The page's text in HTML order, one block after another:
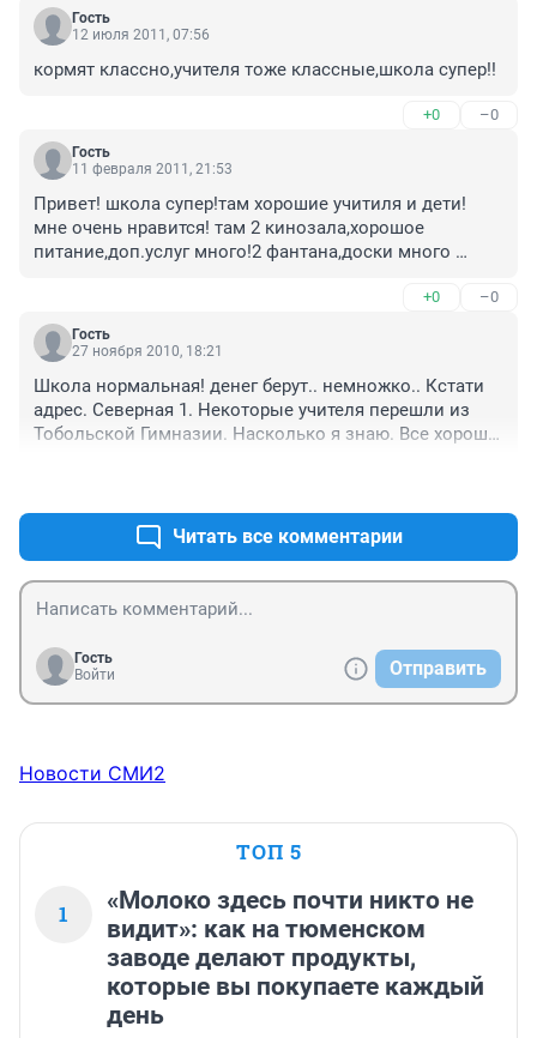
Гость
12 июля 2011, 07:56
кормят классно,учителя тоже классные,школа супер!!
+0 –0
Гость
11 февраля 2011, 21:53
Привет! школа супер!там хорошие учитиля и дети!
мне очень нравится! там 2 кинозала,хорошое
питание,доп.услуг много!2 фантана,доски много
площадка,можно бегать по полю или специальным
дорожкам!лазелки-ползолки и многое другое!
РОССИЙСКОЙ ФЕДИРАЦИИ!И ФОМЕЧЕВОЙ НАТАЛЬЕ
АЛЕКСАНДРОВНЕ ОНА ОЧЕНЬ ХОРОШИЙ ДЕРЕКТОР!
ВСЕМ ВСЕМ ВСЕМ КТО ПОМОГАЛ СТРОИТЬ ШКОЛУ
+0 –0
Гость
27 ноября 2010, 18:21
Школа нормальная! денег берут.. немножко.. Кстати
адрес. Северная 1. Некоторые учителя перешли из
Тобольской Гимназии. Насколько я знаю. Все хорошо!
Читать все комментарии
Гость
Войти
Отправить
Новости СМИ2
ТОП 5
1
«Молоко здесь почти никто не
видит»: как на тюменском
заводе делают продукты,
которые вы покупаете каждый
день